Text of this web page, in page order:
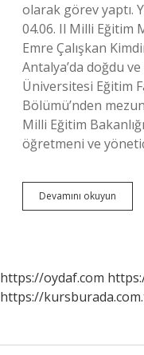
olarak görev yaptı.
04.06. Il Milli Eğitim
Emre Çalışkan
Antalya’da doğdu
Üniversitesi Eğitim
Bölümü’nden
Milli Eğitim
öğretmeni ve
Devamını okuyun
Yeni
https://oydaf.com
https://